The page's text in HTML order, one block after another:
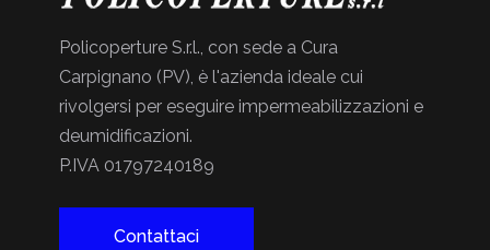
Policoperture S.r.l., con sede a Cura
Carpignano (PV), è l'azienda ideale cui
rivolgersi per eseguire impermeabilizzazioni e
deumidificazioni.
P.IVA 01797240189
Contattaci